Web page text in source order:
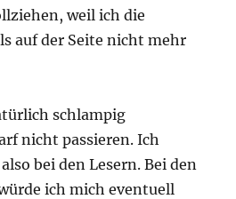
weil ich die
auf der Seite nicht mehr
schlampig
nicht passieren. Ich
bei den Lesern. Bei den
ich mich eventuell